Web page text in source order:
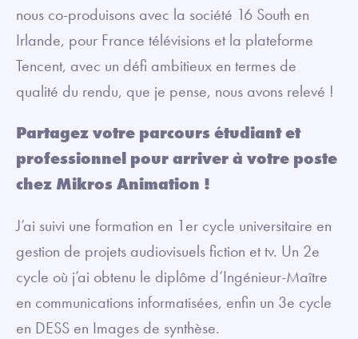
nous co-produisons avec la société 16 South en
Irlande, pour France télévisions et la plateforme
Tencent, avec un défi ambitieux en termes de
qualité du rendu, que je pense, nous avons relevé !
Partagez votre parcours étudiant et
professionnel pour arriver à votre poste
chez Mikros Animation !
J’ai suivi une formation en 1er cycle universitaire en
gestion de projets audiovisuels fiction et tv. Un 2e
cycle où j’ai obtenu le diplôme d’Ingénieur-Maître
en communications informatisées, enfin un 3e cycle
en DESS en Images de synthèse.